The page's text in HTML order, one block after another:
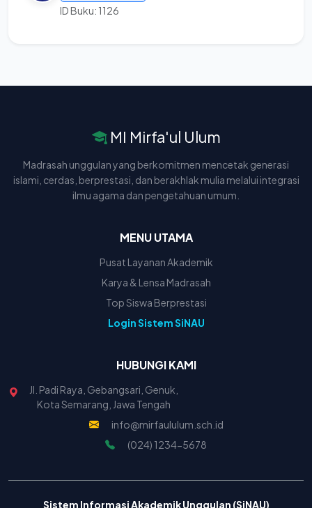
ID Buku: 1126
MI Mirfa'ul Ulum
Madrasah unggulan yang berkomitmen mencetak generasi
islami, cerdas, berprestasi, dan berakhlak mulia melalui integrasi
ilmu agama dan pengetahuan umum.
MENU UTAMA
Pusat Layanan Akademik
Karya & Lensa Madrasah
Top Siswa Berprestasi
Login Sistem SiNAU
HUBUNGI KAMI
Jl. Padi Raya, Gebangsari, Genuk,
Kota Semarang, Jawa Tengah
info@mirfaululum.sch.id
(024) 1234-5678
Sistem Informasi Akademik Unggulan (SiNAU)